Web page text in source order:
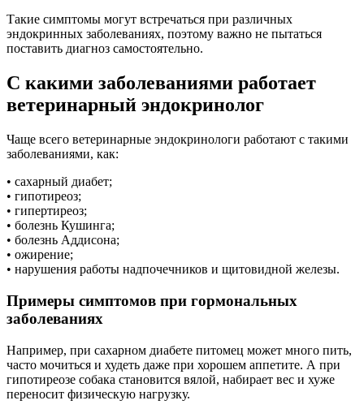
Такие симптомы могут встречаться при различных
эндокринных заболеваниях, поэтому важно не пытаться
поставить диагноз самостоятельно.
С какими заболеваниями работает
ветеринарный эндокринолог
Чаще всего ветеринарные эндокринологи работают с такими
заболеваниями, как:
• сахарный диабет;
• гипотиреоз;
• гипертиреоз;
• болезнь Кушинга;
• болезнь Аддисона;
• ожирение;
• нарушения работы надпочечников и щитовидной железы.
Примеры симптомов при гормональных
заболеваниях
Например, при сахарном диабете питомец может много пить,
часто мочиться и худеть даже при хорошем аппетите. А при
гипотиреозе собака становится вялой, набирает вес и хуже
переносит физическую нагрузку.